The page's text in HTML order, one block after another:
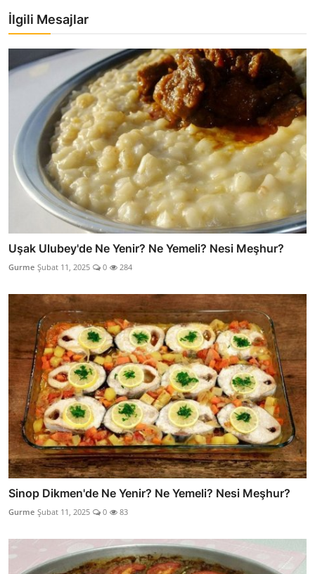
İlgili Mesajlar
Uşak Ulubey'de Ne Yenir? Ne Yemeli? Nesi Meşhur?
Gurme Şubat 11, 2025 0 284
Sinop Dikmen'de Ne Yenir? Ne Yemeli? Nesi Meşhur?
Gurme Şubat 11, 2025 0 83